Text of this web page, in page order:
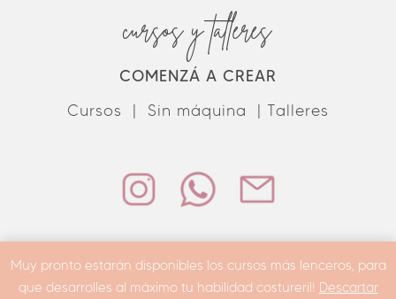
Muy pronto estarán disponibles los cursos más lenceros, para
que desarrolles al máximo tu habilidad costureril! Descartar
cursos y talleres
COMENZÁ A CREAR
Cursos | Sin máquina | Talleres
Sitio desarrollado por Tuyo Tienda